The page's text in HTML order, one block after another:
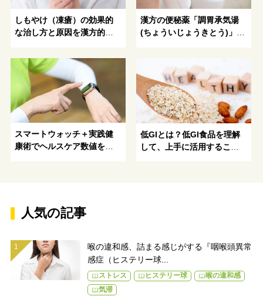
しもやけ（凍瘡）の効果的
な治し方と原因を漢方的に
漢方の便秘薬「調胃承気湯
(ちょういじょうきとう)」を
スマートウォッチ＋実践健
康術でヘルスケア数値を改
低GIとは？低GI食品を理解
して、上手に活用すること
人気の記事
喉の違和感、詰まる感じがする『咽喉頭異常
感症（ヒステリー球...
ストレス ヒステリー球
喉の違和感
気滞